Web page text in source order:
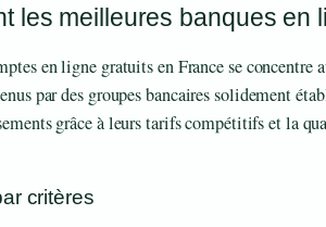
les meilleures banques en
en ligne gratuits en France se concentre
par des groupes bancaires solidement
grâce à leurs tarifs compétitifs et la
critères